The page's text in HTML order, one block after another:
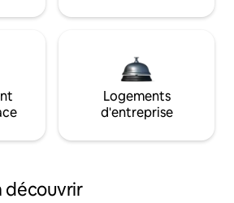
Logements
d'entreprise
découvrir